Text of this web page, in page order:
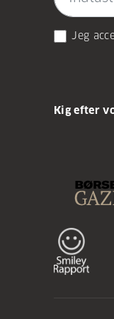
Jeg
Kig efter